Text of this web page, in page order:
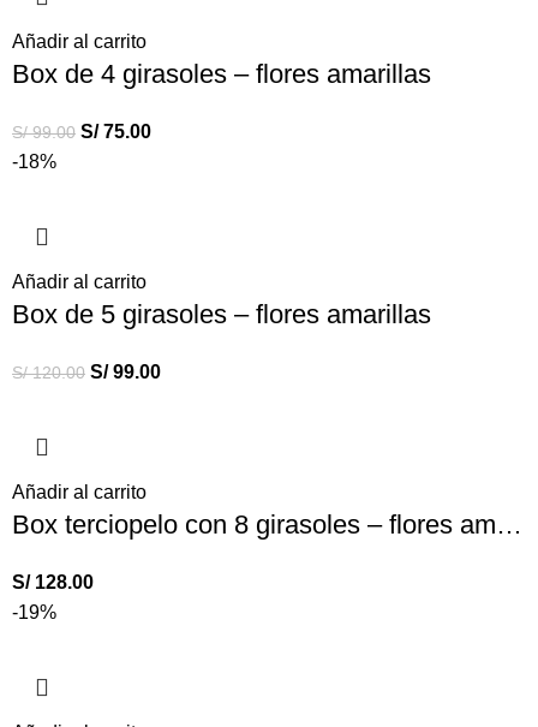
Añadir al carrito
Box de 4 girasoles – flores amarillas
S/99.00 S/75.00
-18%
Añadir al carrito
Box de 5 girasoles – flores amarillas
S/120.00 S/99.00
Añadir al carrito
Box terciopelo con 8 girasoles – flores amarillas – Box puede variar según stock
S/128.00
-19%